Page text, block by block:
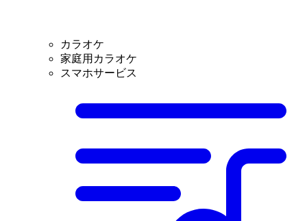
カラオケ
家庭用カラオケ
スマホサービス